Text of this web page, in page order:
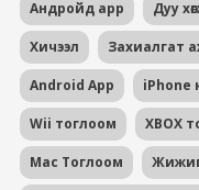
Андройд app Дуу
Хичээл Захиалгат
Android App iPhone
Wii тоглоом XBOX
Mac Тоглоом